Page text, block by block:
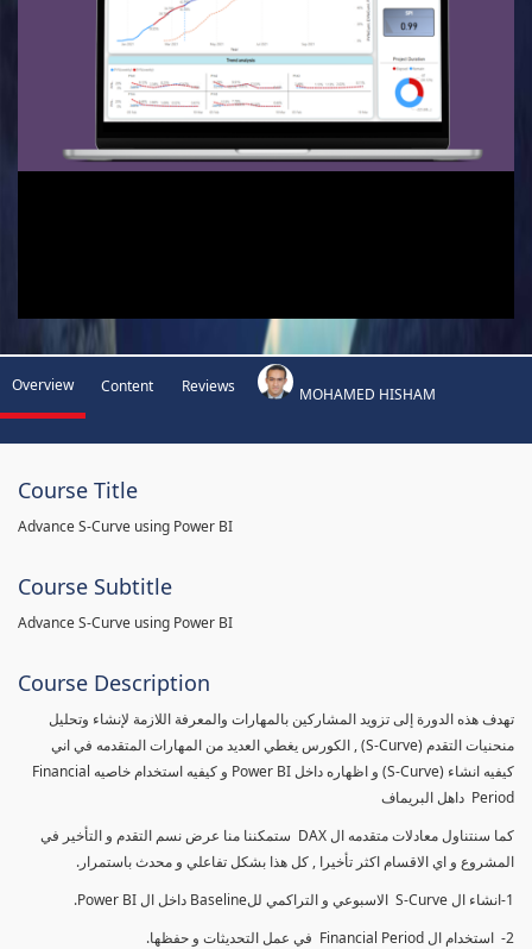
Overview Content Reviews MOHAMED HISHAM
Course Title
Advance S-Curve using Power BI
Course Subtitle
Advance S-Curve using Power BI
Course Description
تهدف هذه الدورة إلى تزويد المشاركين بالمهارات والمعرفة اللازمة لإنشاء وتحليل
منحنيات التقدم (S-Curve) , الكورس يغطي العديد من المهارات المتقدمه في اني
كيفيه انشاء (S-Curve) و اظهاره داخل Power BI و كيفيه استخدام خاصيه Financial
Period داهل البريماف
كما سنتناول معادلات متقدمه ال DAX ستمكننا منا عرض نسم التقدم و التأخير في
المشروع و اي الاقسام اكثر تأخيرا , كل هذا بشكل تفاعلي و محدث باستمرار.
1-انشاء ال S-Curve الاسبوعي و التراكمي للBaseline داخل ال Power BI.
2- استخدام ال Financial Period في عمل التحديثات و حفظها.